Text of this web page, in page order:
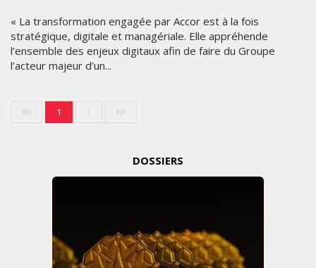
« La transformation engagée par Accor est à la fois
stratégique, digitale et managériale. Elle appréhende
l’ensemble des enjeux digitaux afin de faire du Groupe
l’acteur majeur d’un...
1
DOSSIERS